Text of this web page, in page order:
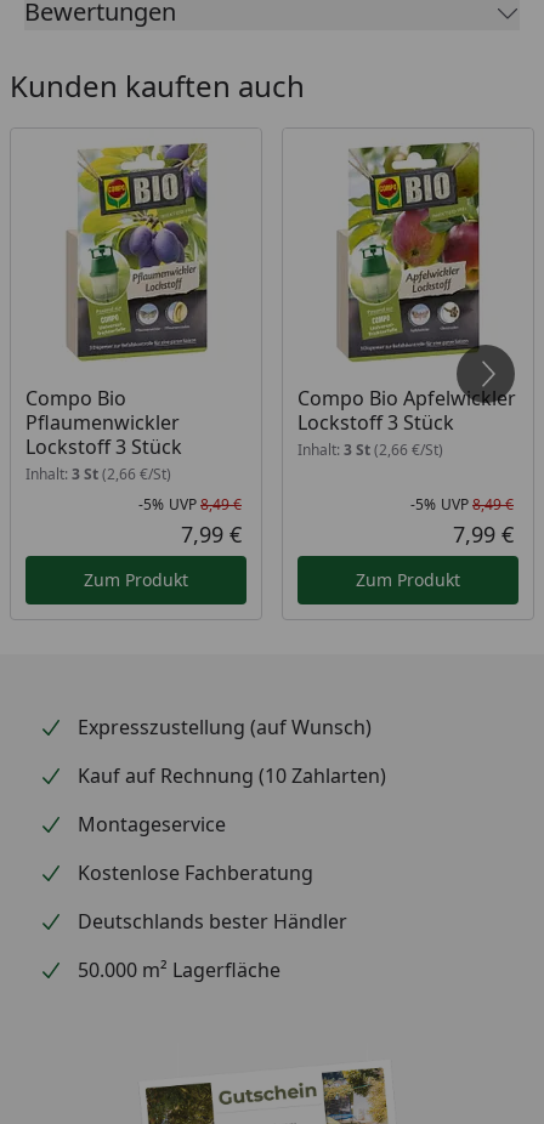
viele Jahre wiederverwendet werden
Bewertungen
Kunden kauften auch
Compo Bio
Pflaumenwickler
Lockstoff 3 Stück
Inhalt: 3 St(2,66 €/St)
Rabatt in Prozent
-5%
Ursprünglicher Preis
UVP8,49 €
Aktueller Preis
7,99 €
Zum Produkt
Compo Bio Apfelwickler
Lockstoff 3 Stück
Inhalt: 3 St(2,66 €/St)
-5% UVP8,49 €
7,99 €
Zum Produkt
Expresszustellung (auf Wunsch)
Kauf auf Rechnung (10 Zahlarten)
Montageservice
Kostenlose Fachberatung
Deutschlands bester Händler
50.000 m² Lagerfläche